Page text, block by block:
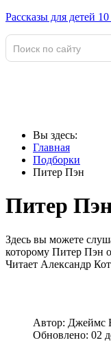
Рассказы для детей 10
Вы здесь:
Главная
Подборки
Питер Пэн
Питер
Здесь вы можете
которому Питер Пэн
Читает Александр
Автор: Джеймс
Обновлено: 02